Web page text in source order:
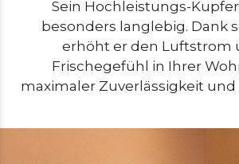
Sein Hochleistungs-
besonders langlebig. Dank
erhöht er den Luftstrom
Frischegefühl in Ihrer
maximaler Zuverlässigkeit